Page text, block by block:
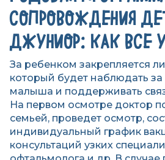
СОПРОВОЖДЕНИЯ
ДЖУНИОР: КАК ВСЕ
За ребенком закрепляется
который будет наблюдать за
малыша и поддерживать
На первом осмотре доктор
семьей, проведет осмотр,
индивидуальный график
консультаций узких